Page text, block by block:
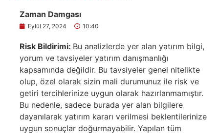
Zaman Damgası
Eylül 27, 2024 10:40
Risk Bildirimi: Bu analizlerde yer alan yatırım bilgi,
yorum ve tavsiyeler yatırım danışmanlığı
kapsamında değildir. Bu tavsiyeler genel nitelikte
olup, özel olarak sizin mali durumunuz ile risk ve
getiri tercihlerinize uygun olarak hazırlanmamıştır.
Bu nedenle, sadece burada yer alan bilgilere
dayanılarak yatırım kararı verilmesi beklentilerinize
uygun sonuçlar doğurmayabilir. Yapılan tüm